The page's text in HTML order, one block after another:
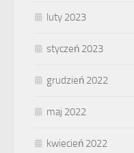
luty 2023
styczeń 2023
grudzień 2022
maj 2022
kwiecień 2022